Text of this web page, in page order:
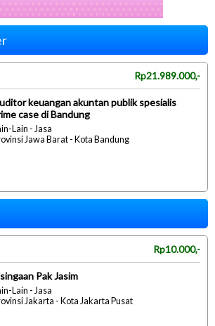
Rp21.989.000,-
keuangan akuntan publik spesialis
case di Bandung
Lain - Jasa
Jawa Barat - Kota Bandung
Rp10.000,-
Pak Jasim
Lain - Jasa
Jakarta - Kota Jakarta Pusat